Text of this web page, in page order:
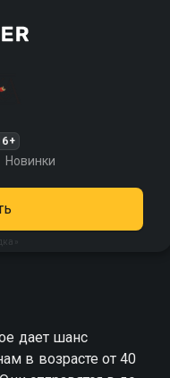
Новинки
дает шанс
в возрасте от 40